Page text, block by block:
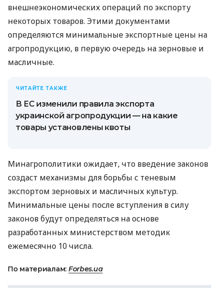
внешнеэкономических операций по экспорту
некоторых товаров. Этими документами
определяются минимальные экспортные цены на
агропродукцию, в первую очередь на зерновые и
масличные.
ЧИТАЙТЕ ТАКЖЕ
В ЕС изменили правила экспорта
украинской агропродукции — на какие
товары установлены квоты
Минагрополитики ожидает, что введение законов
создаст механизмы для борьбы с теневым
экспортом зерновых и масличных культур.
Минимальные цены после вступления в силу
законов будут определяться на основе
разработанных министерством методик
ежемесячно 10 числа.
По материалам: Forbes.ua